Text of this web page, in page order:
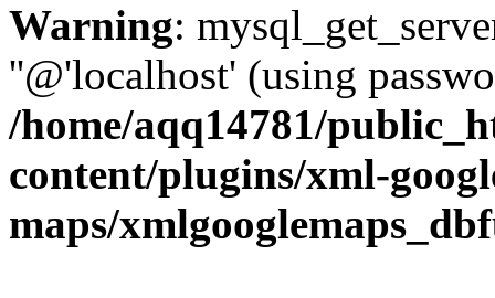
Warning:
''@'localhost' (using
/home/aqq14781/
content/plugins/xml-
maps/